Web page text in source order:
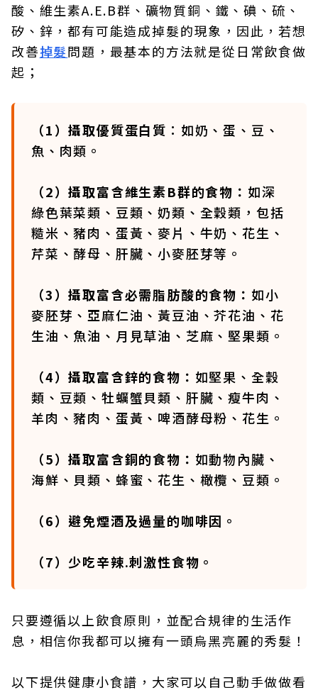
酸、維生素A.E.B群、礦物質銅、鐵、碘、硫、
矽、鋅，都有可能造成掉髮的現象，因此，若想
改善掉髮問題，最基本的方法就是從日常飲食做
起；
（1）攝取優質蛋白質 ：如奶、蛋、豆、
魚、肉類。
（2）攝取富含維生素B群的食物： 如深
綠色葉菜類、豆類、奶類、全穀類，包括
糙米、豬肉、蛋黃、麥片、牛奶、花生、
芹菜、酵母、肝臟、小麥胚芽等。
（3）攝取富含必需脂肪酸的食物： 如小
麥胚芽、亞麻仁油、黃豆油、芥花油、花
生油、魚油、月見草油、芝麻、堅果類。
（4）攝取富含鋅的食物： 如堅果、全穀
類、豆類、牡蠣蟹貝類、肝臟、瘦牛肉、
羊肉、豬肉、蛋黃、啤酒酵母粉、花生。
（5）攝取富含銅的食物： 如動物內臟、
海鮮、貝類、蜂蜜、花生、橄欖、豆類。
（6）避免煙酒及過量的咖啡因。
（7）少吃辛辣.刺激性食物。
只要遵循以上飲食原則，並配合規律的生活作
息，相信你我都可以擁有一頭烏黑亮麗的秀髮！
以下提供健康小食譜，大家可以自己動手做做看